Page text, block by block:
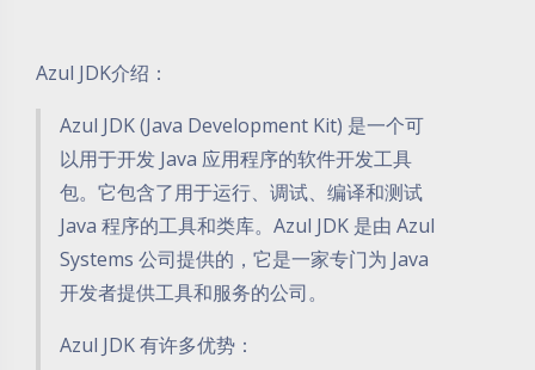
Azul JDK介绍：
Azul JDK (Java Development Kit) 是一个可
以用于开发 Java 应用程序的软件开发工具
包。它包含了用于运行、调试、编译和测试
Java 程序的工具和类库。Azul JDK 是由 Azul
Systems 公司提供的，它是一家专门为 Java
开发者提供工具和服务的公司。
Azul JDK 有许多优势：